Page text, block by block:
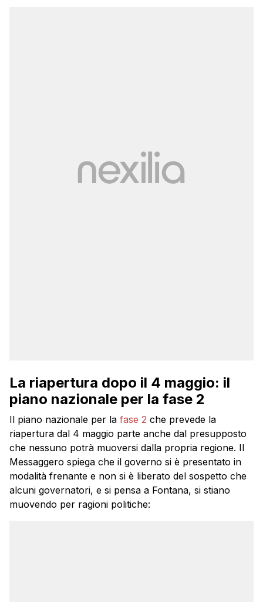
La riapertura dopo il 4 maggio: il
piano nazionale per la fase 2
Il piano nazionale per la fase 2 che prevede la
riapertura dal 4 maggio parte anche dal presupposto
che nessuno potrà muoversi dalla propria regione. Il
Messaggero spiega che il governo si è presentato in
modalità frenante e non si è liberato del sospetto che
alcuni governatori, e si pensa a Fontana, si stiano
muovendo per ragioni politiche: